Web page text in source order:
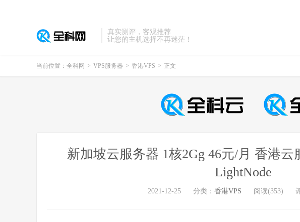
真实测评，客观推荐
让您的主机选择不再迷茫！
当前位置： 全科网 > VPS服务器 > 香港VPS > 正文
新加坡云服务器 1核2Gg 46元/月 香港云
LightNode
2021-12-25 分类： 香港VPS 阅读(353)